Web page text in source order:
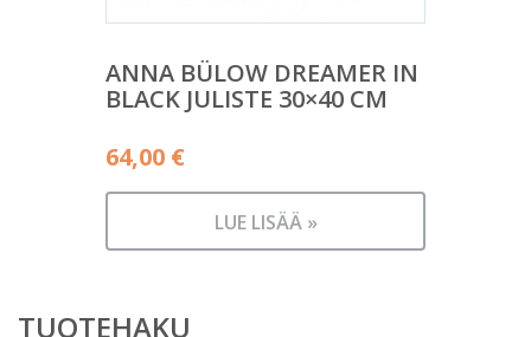
ANNA BÜLOW DREAMER IN
BLACK JULISTE 30×40 CM
64,00 €
LUE LISÄÄ »
TUOTEHAKU